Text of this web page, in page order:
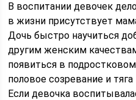
В воспитании девочек
в жизни присутствует
Дочь быстро научиться
другим женским
появиться в
половое созревание и
Если девочка